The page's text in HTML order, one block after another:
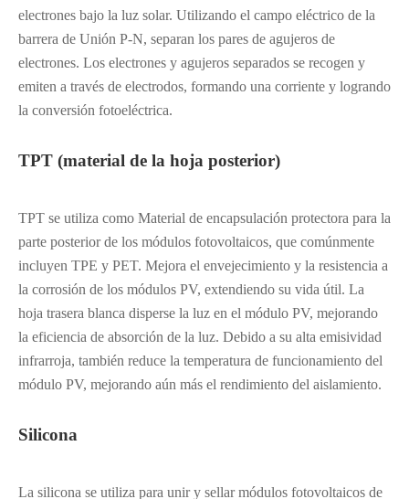
electrones bajo la luz solar. Utilizando el campo eléctrico de la
barrera de Unión P-N, separan los pares de agujeros de
electrones. Los electrones y agujeros separados se recogen y
emiten a través de electrodos, formando una corriente y logrando
la conversión fotoeléctrica.
TPT (material de la hoja posterior)
TPT se utiliza como Material de encapsulación protectora para la
parte posterior de los módulos fotovoltaicos, que comúnmente
incluyen TPE y PET. Mejora el envejecimiento y la resistencia a
la corrosión de los módulos PV, extendiendo su vida útil. La
hoja trasera blanca disperse la luz en el módulo PV, mejorando
la eficiencia de absorción de la luz. Debido a su alta emisividad
infrarroja, también reduce la temperatura de funcionamiento del
módulo PV, mejorando aún más el rendimiento del aislamiento.
Silicona
La silicona se utiliza para unir y sellar módulos fotovoltaicos de